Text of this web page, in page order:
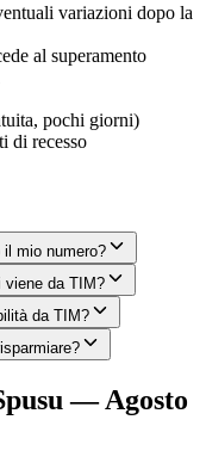
variazioni dopo la
al superamento
pochi giorni)
di recesso
mio numero?
viene da TIM?
da TIM?
— Agosto